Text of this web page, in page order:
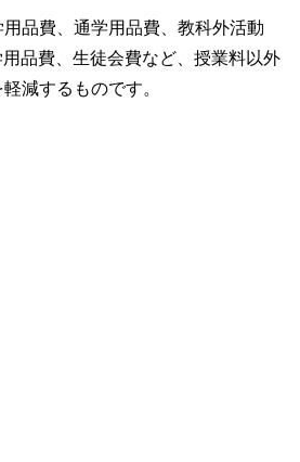
品費、通学用品費、教科外活動
品費、生徒会費など、授業料以外
減するものです。